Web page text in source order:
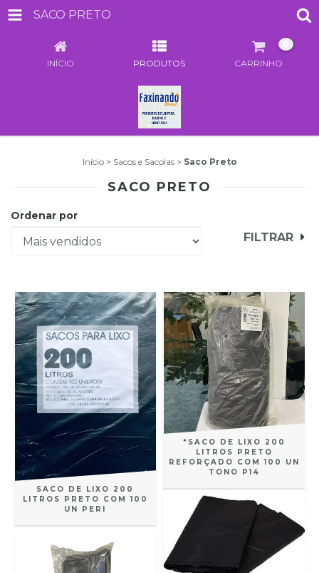
SACO PRETO
INÍCIO PRODUTOS CARRINHO
Início > Sacos e Sacolas > Saco Preto
SACO PRETO
Ordenar por
FILTRAR
SACO DE LIXO 200
LITROS PRETO COM 100
UN PERI
*SACO DE LIXO 200
LITROS PRETO
REFORÇADO COM 100 UN
TONO P14